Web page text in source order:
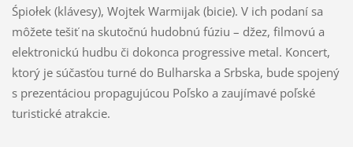
Śpiołek (klávesy), Wojtek Warmijak (bicie). V ich podaní sa
môžete tešiť na skutočnú hudobnú fúziu – džez, filmovú a
elektronickú hudbu či dokonca progressive metal. Koncert,
ktorý je súčasťou turné do Bulharska a Srbska, bude spojený
s prezentáciou propagujúcou Poľsko a zaujímavé poľské
turistické atrakcie.